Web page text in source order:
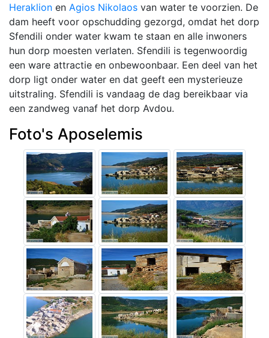
Heraklion en Agios Nikolaos van water te voorzien. De
dam heeft voor opschudding gezorgd, omdat het dorp
Sfendili onder water kwam te staan en alle inwoners
hun dorp moesten verlaten. Sfendili is tegenwoordig
een ware attractie en onbewoonbaar. Een deel van het
dorp ligt onder water en dat geeft een mysterieuze
uitstraling. Sfendili is vandaag de dag bereikbaar via
een zandweg vanaf het dorp Avdou.
Foto's Aposelemis